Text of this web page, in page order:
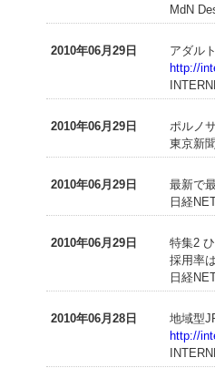
MdN
2010年06月29日
アダル
http://
2010年06月29日
ポルノ
東京新
2010年06月29日
最新で
日経
2010年06月29日
特集2
採用率
日経
2010年06月28日
地域型
http://